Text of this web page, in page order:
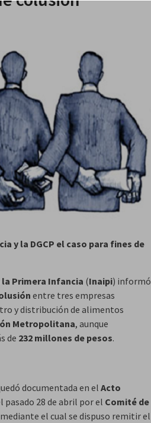
y la DGCP el caso para fines de
Primera Infancia (Inaipi) informó
entre tres empresas
y distribución de alimentos
Metropolitana, aunque
de 232 millones de pesos.
documentada en elActo
pasado 28 de abril por el Comité de
el cual se dispuso remitir el